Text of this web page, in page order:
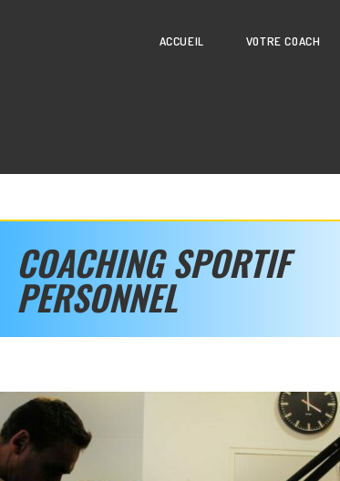
ACCUEIL VOTRE COACH
COACHING SPORTIF
PERSONNEL